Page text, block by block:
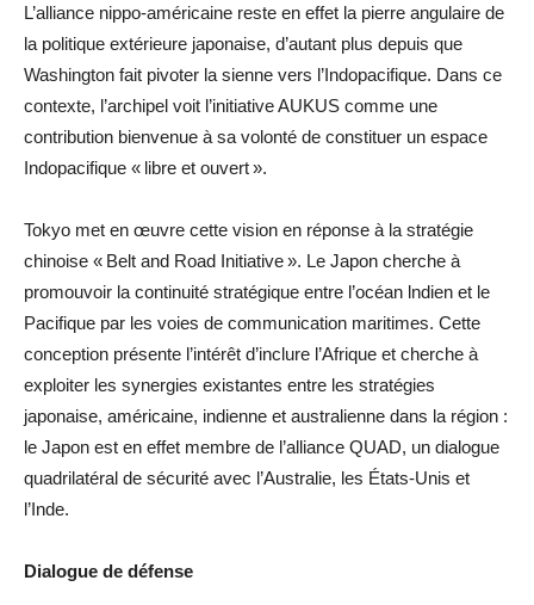
L’alliance nippo-américaine reste en effet la pierre angulaire de
la politique extérieure japonaise, d’autant plus depuis que
Washington fait pivoter la sienne vers l’Indopacifique. Dans ce
contexte, l’archipel voit l’initiative AUKUS comme une
contribution bienvenue à sa volonté de constituer un espace
Indopacifique « libre et ouvert ».
Tokyo met en œuvre cette vision en réponse à la stratégie
chinoise « Belt and Road Initiative ». Le Japon cherche à
promouvoir la continuité stratégique entre l’océan lndien et le
Pacifique par les voies de communication maritimes. Cette
conception présente l’intérêt d’inclure l’Afrique et cherche à
exploiter les synergies existantes entre les stratégies
japonaise, américaine, indienne et australienne dans la région :
le Japon est en effet membre de l’alliance QUAD, un dialogue
quadrilatéral de sécurité avec l’Australie, les États-Unis et
l’Inde.
Dialogue de défense